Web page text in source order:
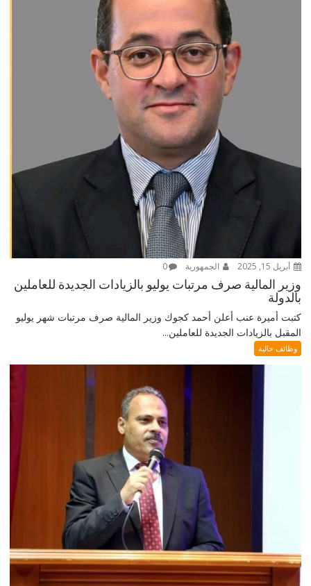
أبريل 15, 2025 الجمهورية 0
وزير المالية صرف مرتبات يوليو بالزيادات الجديدة للعاملين
بالدولة
كتبت أميرة عنب أعلن أحمد كجوك وزير المالية صرف مرتبات شهر يوليو
المقبل بالزيادات الجديدة للعاملين...
وظائف خالية